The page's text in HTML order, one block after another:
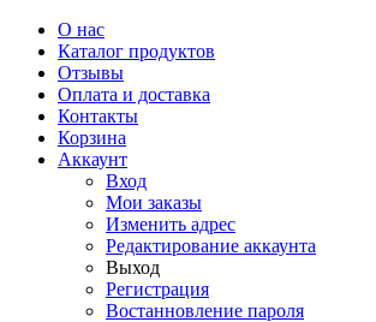
О нас
Каталог продуктов
Отзывы
Оплата и доставка
Контакты
Корзина
Аккаунт
Вход
Мои заказы
Изменить адрес
Редактирование аккаунта
Выход
Регистрация
Востанновление пароля